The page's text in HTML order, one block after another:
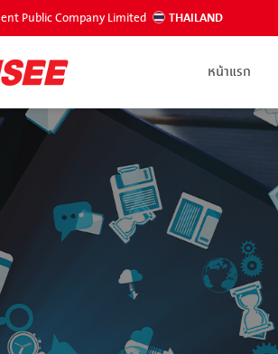
Public Company Limited THAILAND
หน้าแรก